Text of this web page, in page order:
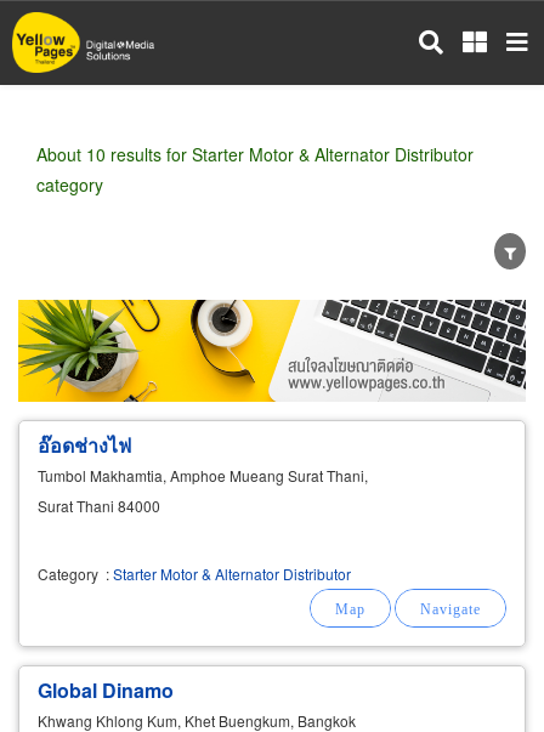
Skip
to
main
About 10 results for Starter Motor & Alternator Distributor
category
Wholesale Retail Manufacturer
Dealer
Exporter/Importer
Service Business
อ๊อดช่างไฟ
Tumbol Makhamtia, Amphoe Mueang Surat Thani,
Surat Thani 84000
Category :Starter Motor & Alternator Distributor
Global Dinamo
Khwang Khlong Kum, Khet Buengkum, Bangkok